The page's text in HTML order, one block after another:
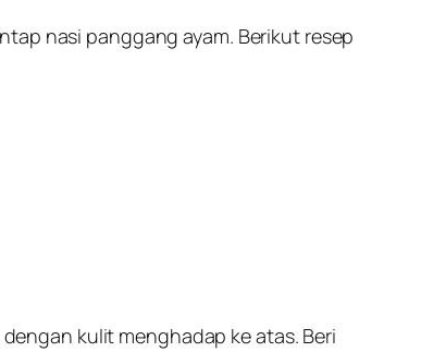
nasi panggang ayam. Berikut resep
kulit menghadap ke atas. Beri